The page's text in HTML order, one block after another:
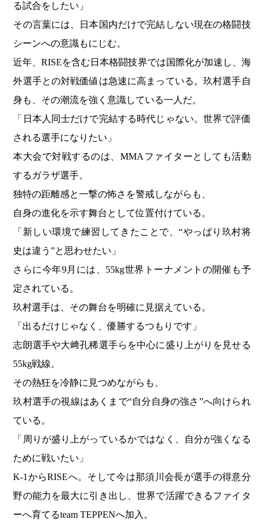
る試合をしたい」
その言葉には、日本国内だけで完結しない現在の格闘技
シーンへの意識もにじむ。
近年、RISEを含む日本格闘技界では国際化が加速し、海
外選手との対戦価値は急速に高まっている。玖村選手自
身も、その潮流を強く意識している一人だ。
「日本人同士だけで完結する時代じゃない。世界で評価
される選手になりたい」
本大会で対戦するのは、MMAファイターとしても活動
するガラザ選手。
独特の距離感と一撃の怖さを警戒しながらも、
自身の進化を示す舞台として位置付けている。
「新しい環境で練習してきたことで、“やっぱり玖村将
史は違う”と思わせたい」
さらに今年9月には、55kg世界トーナメントの開催も予
定されている。
玖村選手は、その舞台を明確に見据えている。
「出るだけじゃなく、優勝するつもりです」
志朗選手や大﨑孔稀選手らを中心に盛り上がりを見せる
55kg戦線。
その熱狂を冷静に見つめながらも、
玖村選手の視線はあくまで“自分自身の強さ”へ向けられ
ている。
「周りが盛り上がっているかではなく、自分が強くなる
ために戦いたい」
K-1からRISEへ。そして今は那須川会長が選手の得意分
野の能力を最大に引き出し、世界で活躍できるファイタ
ーへ育てるteam TEPPENへ加入。